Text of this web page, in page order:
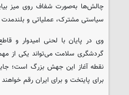
چالش‌ها به‌صورت شفاف روی میز
سیاستی مشترک، عملیاتی و
وی در پایان با لحنی امیدوار و
گردشگری سلامت می‌تواند یکی از
نقطه آغاز این جهش بزرگ است؛
برای پایتخت و برای ایران رقم